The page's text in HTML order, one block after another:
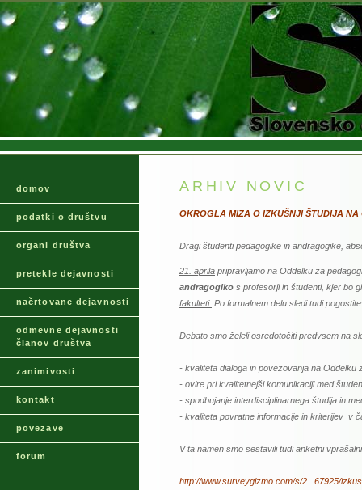
domov
podatki o društvu
organi društva
pretekle dejavnosti
načrtovane dejavnosti
odmevne dejavnosti
članov društva
zanimivosti
kontakt
povezave
forum
ARHIV NOVIC
OKROGLA MIZA O IZKUŠNJI ŠTUDIJA
Dragi študenti pedagogike in andragogike,
21. aprila pripravljamo na Oddelku za
andragogiko s profesorji in študenti, kjer bo
fakulteti. Po formalnem delu sledi tudi
Debato smo želeli osredotočiti predvsem na
- kvaliteta dialoga in povezovanja na Oddelku
- ovire pri kvalitetnejši komunikaciji med
- spodbujanje interdisciplinarnega študija in
- kvaliteta povratne informacije in kriterijev v
V ta namen smo sestavili tudi anketni
http://www.surveygizmo.com/s/2...67925/